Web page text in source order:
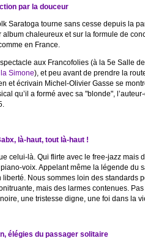
par la douceur
Saratoga tourne sans cesse depuis la
album chaleureux et sur la formule de
en France.
aux Francofolies (à la 5e Salle
Simone), et peu avant de prendre la
et écrivain Michel-Olivier Gasse se
qu’il a formé avec sa "blonde",
là-haut, tout là-haut !
celui-là. Qui flirte avec le free-jazz mais
voix. Appelant même la légende du
liberté. Nous sommes loin des standards
mais des larmes contenues.
une tristesse digne, une foi dans la
élégies du passager solitaire